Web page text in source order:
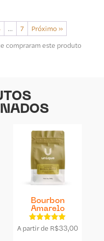
… 7
Próximo »
compraram este produto
Bourbon
Amarelo
Avaliação
A partir de R$33,00